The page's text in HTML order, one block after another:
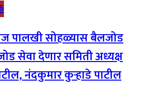
पालखी सोहळ्यास बैलजोड
सेवा देणार समिती अध्यक्ष
नंदकुमार कुऱ्हाडे पाटील